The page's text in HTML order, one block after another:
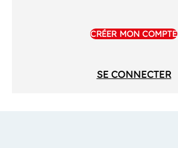
CRÉER MON COMPTE
SE CONNECTER